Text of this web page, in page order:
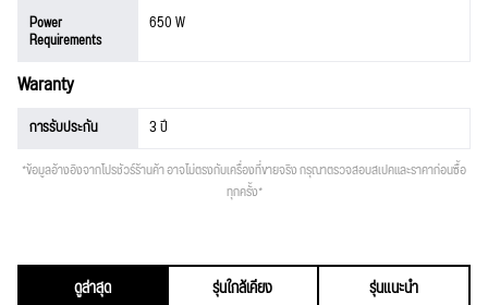
Power
Requirements
650 W
Waranty
การรับประกัน 3 ปี
*ข้อมูลอ้างอิงจากโปรชัวร์ร้านค้า อาจไม่ตรงกับเครื่องที่ขายจริง กรุณาตรวจสอบสเปคและราคาก่อนซื้อ
ทุกครั้ง*
ดูล่าสุด รุ่นใกล้เคียง รุ่นแนะนำ